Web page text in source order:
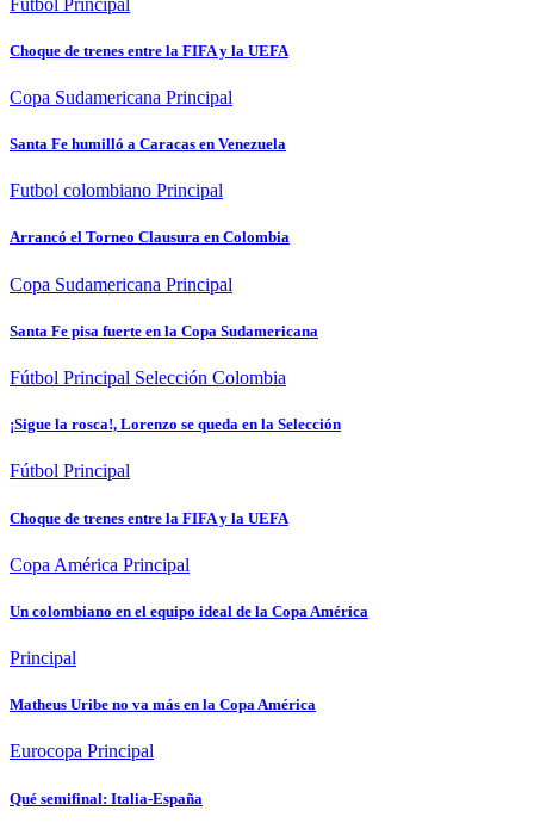
Choque de trenes entre la FIFA y la UEFA
Copa Sudamericana Principal
Santa Fe humilló a Caracas en Venezuela
Futbol colombiano Principal
Arrancó el Torneo Clausura en Colombia
Copa Sudamericana Principal
Santa Fe pisa fuerte en la Copa Sudamericana
Fútbol Principal Selección Colombia
¡Sigue la rosca!, Lorenzo se queda en la Selección
Fútbol Principal
Choque de trenes entre la FIFA y la UEFA
Copa América Principal
Un colombiano en el equipo ideal de la Copa América
Principal
Matheus Uribe no va más en la Copa América
Eurocopa Principal
Qué semifinal: Italia-España